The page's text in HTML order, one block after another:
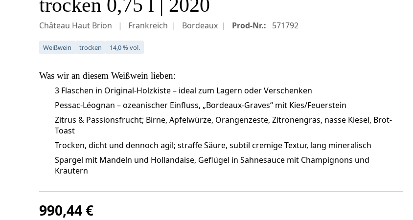
trocken 0,75 l | 2020
Château Haut Brion Frankreich Bordeaux Prod-Nr.: 571792
Weißwein trocken 14,0 % vol.
Was wir an diesem Weißwein lieben:
3 Flaschen in Original-Holzkiste – ideal zum Lagern oder Verschenken
Pessac-Léognan – ozeanischer Einfluss, „Bordeaux-Graves“ mit Kies/Feuerstein
Zitrus & Passionsfrucht; Birne, Apfelwürze, Orangenzeste, Zitronengras, nasse Kiesel, Brot-
Toast
Trocken, dicht und dennoch agil; straffe Säure, subtil cremige Textur, lang mineralisch
Spargel mit Mandeln und Hollandaise, Geflügel in Sahnesauce mit Champignons und
Kräutern
Regulärer Preis:
990,44 €